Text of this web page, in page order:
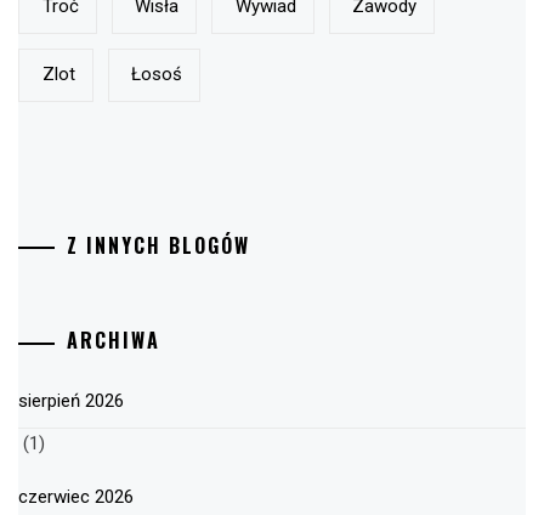
Troć Wisła Wywiad Zawody
Zlot Łosoś
Z INNYCH BLOGÓW
ARCHIWA
sierpień 2026
(1)
czerwiec 2026